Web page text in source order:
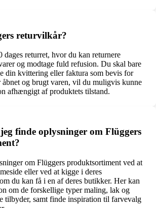
returvilkår?
dages returret, hvor du kan returnere
og modtage fuld refusion. Du skal bare
din kvittering eller faktura som bevis for
og brugt varen, vil du muligvis kunne
afhængigt af produktets tilstand.
finde oplysninger om Flüggers
om Flüggers produktsortiment ved at
eller ved at kigge i deres
du kan få i en af deres butikker. Her kan
om de forskellige typer maling, lak og
tilbyder, samt finde inspiration til farvevalg